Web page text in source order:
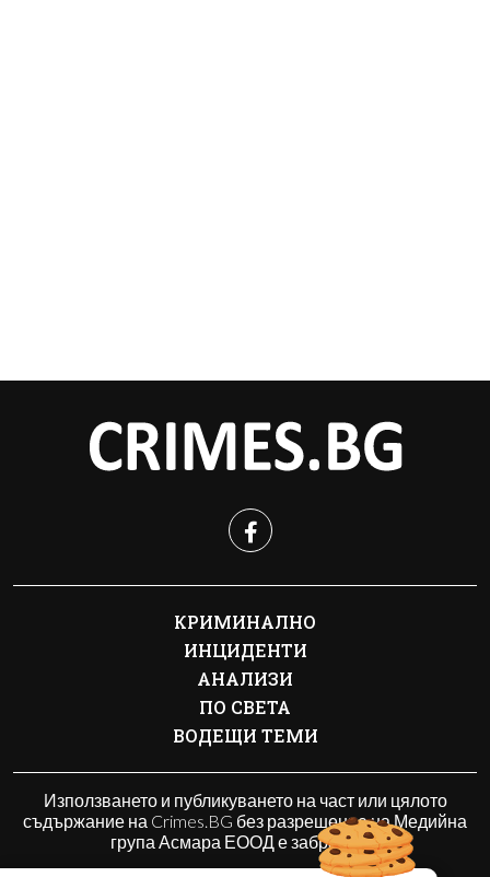
КРИМИНАЛНО
ИНЦИДЕНТИ
АНАЛИЗИ
ПО СВЕТА
ВОДЕЩИ ТЕМИ
Използването и публикуването на част или цялото
съдържание на Crimes.BG без разрешение на Медийна
група Асмара ЕООД е забранено.